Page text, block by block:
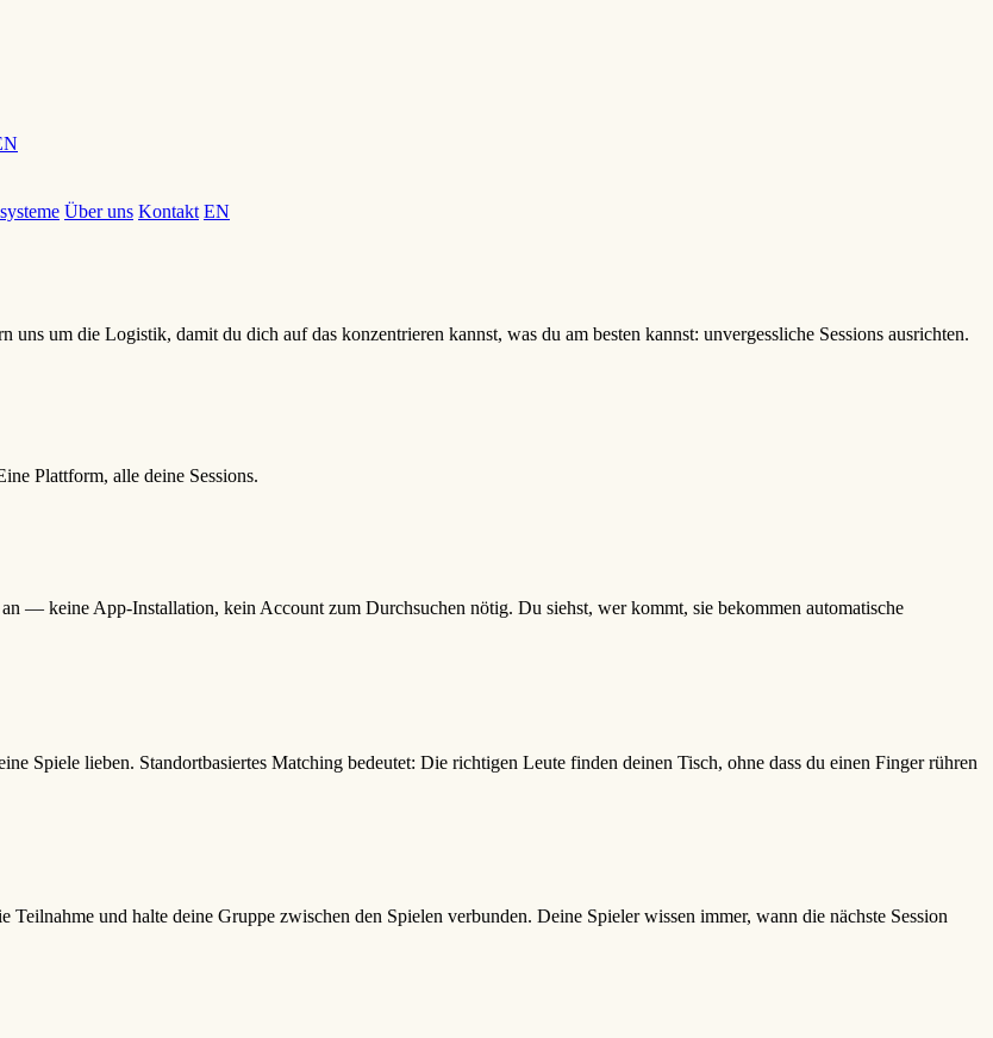
Über uns Kontakt EN
um die Logistik, damit du dich auf das konzentrieren kannst, was du am besten kannst: unvergessliche Sessions ausrichten.
Plattform, alle deine Sessions.
— keine App-Installation, kein Account zum Durchsuchen nötig. Du siehst, wer kommt, sie bekommen automatische
Spiele lieben. Standortbasiertes Matching bedeutet: Die richtigen Leute finden deinen Tisch, ohne dass du einen Finger rühren
und halte deine Gruppe zwischen den Spielen verbunden. Deine Spieler wissen immer, wann die nächste Session